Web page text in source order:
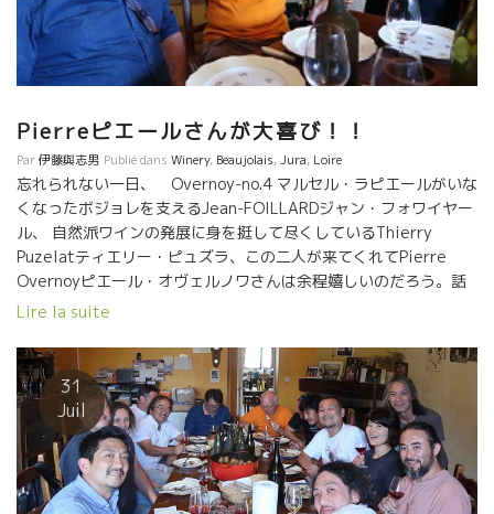
Pierreピエールさんが大喜び！！
Par伊藤與志男 Publié dans Winery, Beaujolais,Jura, Loire
忘れられない一日、 Overnoy-no.4 マルセル・ラピエールがいな
くなったボジョレを支えるJean-FOILLARDジャン・フォワイヤー
ル、 自然派ワインの発展に身を挺して尽くしているThierry
Puzelatティエリー・ピュズラ、この二人が来てくれてPierre
Overnoyピエール・オヴェルノワさんは余程嬉しいのだろう。話
しが尽きない。 この３人が楽しそうに話している姿に触れる
だった。
Lire la suite
31
Juil